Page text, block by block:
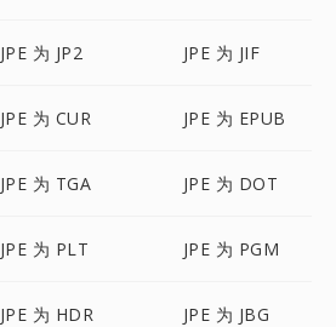
JPE 为 JP2 JPE 为 JIF
JPE 为 CUR JPE 为 EPUB
JPE 为 TGA JPE 为 DOT
JPE 为 PLT JPE 为 PGM
JPE 为 HDR JPE 为 JBG